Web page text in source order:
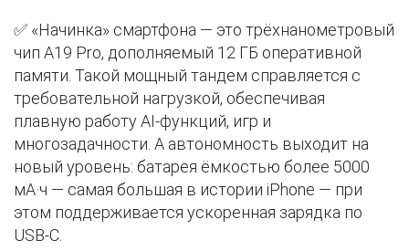
✅ «Начинка» смартфона — это трёхнанометровый
чип A19 Pro, дополняемый 12 ГБ оперативной
памяти. Такой мощный тандем справляется с
требовательной нагрузкой, обеспечивая
плавную работу AI-функций, игр и
многозадачности. А автономность выходит на
новый уровень: батарея ёмкостью более 5000
мА·ч — самая большая в истории iPhone — при
этом поддерживается ускоренная зарядка по
USB-C.